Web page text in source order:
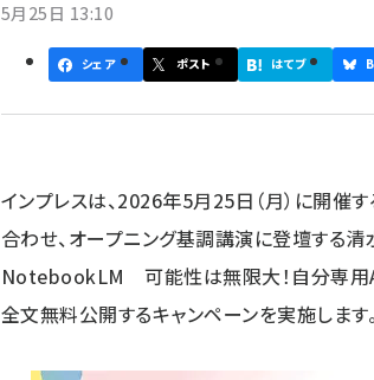
5月25日 13:10
シェア ポスト はてブ
インプレスは、2026年5月25日（月）に開催
合わせ、オープニング基調講演に登壇する
NotebookLM 可能性は無限大！自分専用
全文無料公開するキャンペーンを実施します。